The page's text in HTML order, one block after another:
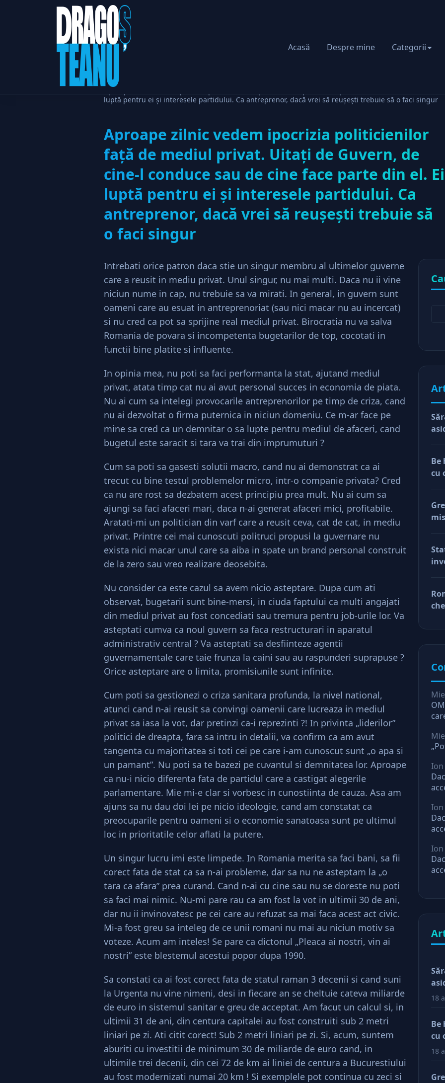
Acasă Despre mine Categorii
Home
luptă pentru ei şi interesele partidului. Ca antreprenor, dacă vrei să reuşeşti trebuie să o faci singur
Aproape zilnic vedem ipocrizia politicienilor
faţă de mediul privat. Uitaţi de Guvern, de
cine-l conduce sau de cine face parte din el. Ei
luptă pentru ei şi interesele partidului. Ca
antreprenor, dacă vrei să reuşeşti trebuie să
o faci singur
Intrebati orice patron daca stie un singur membru al ultimelor guverne
care a reusit in mediu privat. Unul singur, nu mai multi. Daca nu ii vine
niciun nume in cap, nu trebuie sa va mirati. In general, in guvern sunt
oameni care au esuat in antreprenoriat (sau nici macar nu au incercat)
si nu cred ca pot sa sprijine real mediul privat. Birocratia nu va salva
Romania de povara si incompetenta bugetarilor de top, cocotati in
functii bine platite si influente.
In opinia mea, nu poti sa faci performanta la stat, ajutand mediul
privat, atata timp cat nu ai avut personal succes in economia de piata.
Nu ai cum sa intelegi provocarile antreprenorilor pe timp de criza, cand
nu ai dezvoltat o firma puternica in niciun domeniu. Ce m-ar face pe
mine sa cred ca un demnitar o sa lupte pentru mediul de afaceri, cand
bugetul este saracit si tara va trai din imprumuturi ?
Cum sa poti sa gasesti solutii macro, cand nu ai demonstrat ca ai
trecut cu bine testul problemelor micro, intr-o companie privata? Cred
ca nu are rost sa dezbatem acest principiu prea mult. Nu ai cum sa
ajungi sa faci afaceri mari, daca n-ai generat afaceri mici, profitabile.
Aratati-mi un politician din varf care a reusit ceva, cat de cat, in mediu
privat. Printre cei mai cunoscuti politruci propusi la guvernare nu
exista nici macar unul care sa aiba in spate un brand personal construit
de la zero sau vreo realizare deosebita.
Nu consider ca este cazul sa avem nicio asteptare. Dupa cum ati
observat, bugetarii sunt bine-mersi, in ciuda faptului ca multi angajati
din mediul privat au fost concediati sau tremura pentru job-urile lor. Va
asteptati cumva ca noul guvern sa faca restructurari in aparatul
administrativ central ? Va asteptati sa desfiinteze agentii
guvernamentale care taie frunza la caini sau au raspunderi suprapuse ?
Orice asteptare are o limita, promisiunile sunt infinite.
Cum poti sa gestionezi o criza sanitara profunda, la nivel national,
atunci cand n-ai reusit sa convingi oamenii care lucreaza in mediul
privat sa iasa la vot, dar pretinzi ca-i reprezinti ?! In privinta „liderilor”
politici de dreapta, fara sa intru in detalii, va confirm ca am avut
tangenta cu majoritatea si toti cei pe care i-am cunoscut sunt „o apa si
un pamant”. Nu poti sa te bazezi pe cuvantul si demnitatea lor. Aproape
ca nu-i nicio diferenta fata de partidul care a castigat alegerile
parlamentare. Mie mi-e clar si vorbesc in cunostiinta de cauza. Asa am
ajuns sa nu dau doi lei pe nicio ideologie, cand am constatat ca
preocuparile pentru oameni si o economie sanatoasa sunt pe ultimul
loc in prioritatile celor aflati la putere.
Un singur lucru imi este limpede. In Romania merita sa faci bani, sa fii
corect fata de stat ca sa n-ai probleme, dar sa nu ne asteptam la „o
tara ca afara” prea curand. Cand n-ai cu cine sau nu se doreste nu poti
sa faci mai nimic. Nu-mi pare rau ca am fost la vot in ultimii 30 de ani,
dar nu ii invinovatesc pe cei care au refuzat sa mai faca acest act civic.
Mi-a fost greu sa inteleg de ce unii romani nu mai au niciun motiv sa
voteze. Acum am inteles! Se pare ca dictonul „Pleaca ai nostri, vin ai
nostri” este blestemul acestui popor dupa 1990.
Sa constati ca ai fost corect fata de statul raman 3 decenii si cand suni
la Urgenta nu vine nimeni, desi in fiecare an se cheltuie cateva miliarde
de euro in sistemul sanitar e greu de acceptat. Am facut un calcul si, in
ultimii 31 de ani, din centura capitalei au fost construiti sub 2 metri
liniari pe zi. Ati citit corect! Sub 2 metri liniari pe zi. Si, acum, suntem
aburiti cu investitii de minimum 30 de miliarde de euro cand, in
ultimile trei decenii, din cei 72 de km ai liniei de centura a Bucurestiului
au fost modernizati numai 20 km ! Si exemplele pot continua cu zeci si
Be
cu
18
Be
cu
18